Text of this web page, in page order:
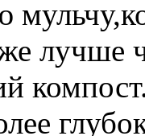
лучше